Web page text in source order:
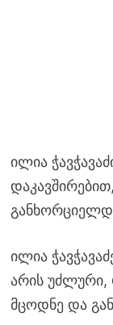
ილია
ილია
არის უძლური,
მცოდნე და